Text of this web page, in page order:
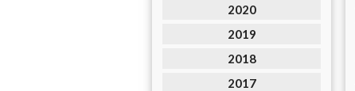
2020
2019
2018
2017